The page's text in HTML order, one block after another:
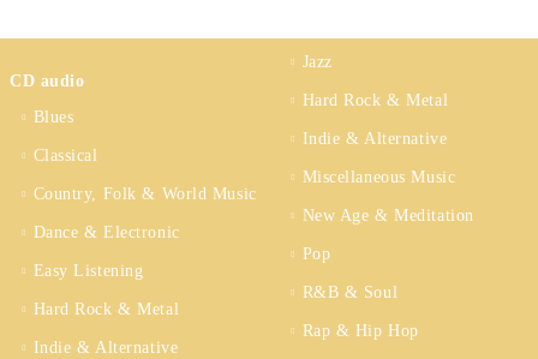
CD audio
Blues
Classical
Country, Folk & World Music
Dance & Electronic
Easy Listening
Hard Rock & Metal
Indie & Alternative
Jazz
Hard Rock & Metal
Indie & Alternative
Miscellaneous Music
New Age & Meditation
Pop
R&B & Soul
Rap & Hip Hop